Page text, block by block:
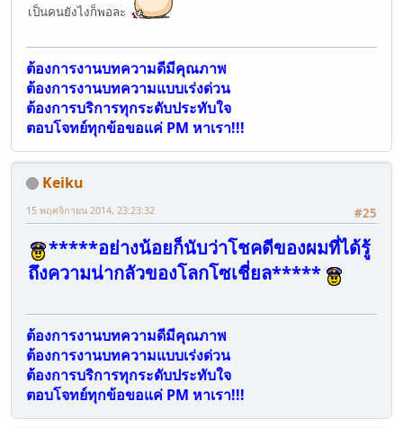
เป็นคนยังไงก็พอละ
ต้องการงานบทความดีมีคุณภาพ
ต้องการงานบทความแบบเร่งด่วน
ต้องการบริการทุกระดับประทับใจ
ตอบโจทย์ทุกข้อขอแค่ PM หาเรา!!!
Keiku
#25
15 พฤศจิกายน 2014, 23:23:32
*****อย่างน้อยก็นับว่าโชคดีของผมที่ได้รู้
ถึงความน่ากลัวของโลกโซเชี่ยล*****
ต้องการงานบทความดีมีคุณภาพ
ต้องการงานบทความแบบเร่งด่วน
ต้องการบริการทุกระดับประทับใจ
ตอบโจทย์ทุกข้อขอแค่ PM หาเรา!!!